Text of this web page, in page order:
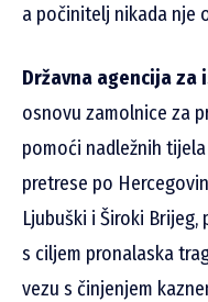
a počinitelj nikada nje
Državna agencija za
osnovu zamolnice za
pomoći nadležnih
pretrese po
Ljubuški i Široki
s ciljem pronalaska
vezu s činjenjem